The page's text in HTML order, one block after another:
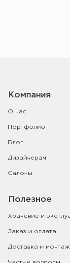
Компания
О нас
Портфолио
Блог
Дизайнерам
Салоны
Полезное
Хранение и
Заказ и оплата
Доставка и монтаж